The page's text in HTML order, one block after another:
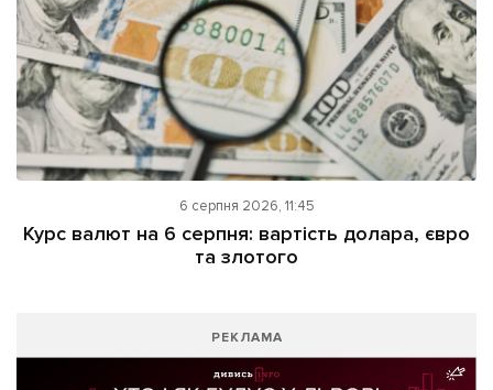
6 серпня 2026, 11:45
Курс валют на 6 серпня: вартість долара, євро
та злотого
РЕКЛАМА